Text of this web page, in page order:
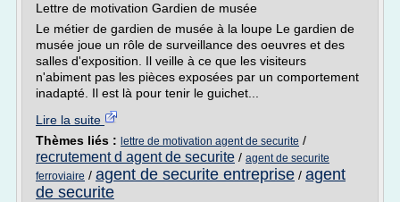
Lettre de motivation Gardien de musée
Le métier de gardien de musée à la loupe Le gardien de
musée joue un rôle de surveillance des oeuvres et des
salles d'exposition. Il veille à ce que les visiteurs
n'abiment pas les pièces exposées par un comportement
inadapté. Il est là pour tenir le guichet...
Lire la suite
Thèmes liés : lettre de motivation agent de securite /
recrutement d agent de securite / agent de securite
ferroviaire / agent de securite entreprise / agent
de securite